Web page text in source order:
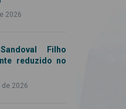
2026
Filho
reduzido no
de 2026